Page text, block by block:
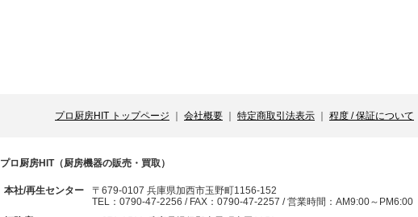
プロ厨房HIT トップページ 会社概要 特定商取引法表示 程度 / 保証について
プロ厨房HIT（厨房機器の販売・買取）
本社/再生センター
〒679-0107 兵庫県加西市玉野町1156-152
TEL：0790-47-2256 / FAX：0790-47-2257 / 営業時間：AM9:00～PM6:00